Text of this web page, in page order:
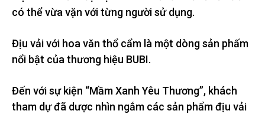
có thể vừa vặn với từng người sử dụng.
Địu vải với hoa văn thổ cẩm là một dòng sản phấm
nổi bật của thương hiệu BUBI.
Đến với sự kiện “Mầm Xanh Yêu Thương”, khách
tham dự đã dược nhìn ngắm các sản phẩm địu vải